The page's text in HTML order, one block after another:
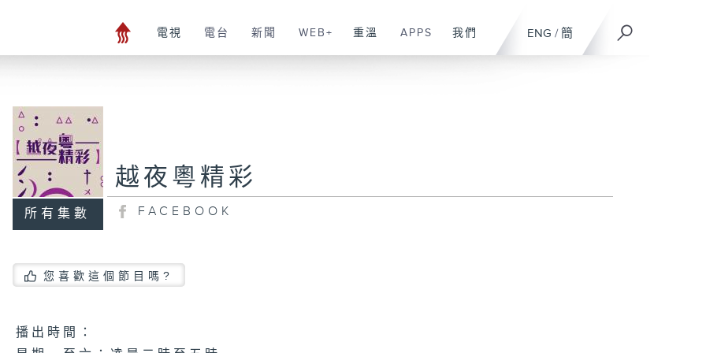
ENG / 簡
電視 電台 新聞 WEB+ 重溫 APPS 我們
所有集數
越夜粵精彩
FACEBOOK
您喜歡這個節目嗎?
播 出 時 間 ：